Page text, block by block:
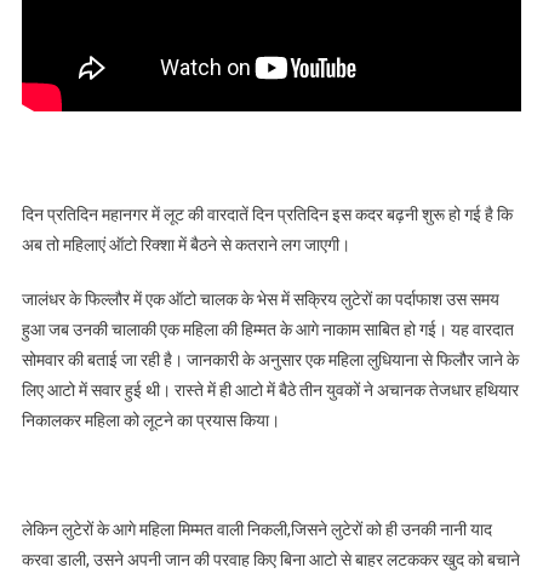
दिन प्रतिदिन महानगर में लूट की वारदातें दिन प्रतिदिन इस कदर बढ़नी शुरू हो गई है कि
अब तो महिलाएं ऑटो रिक्शा में बैठने से कतराने लग जाएगी।
जालंधर के फिल्लौर में एक ऑटो चालक के भेस में सक्रिय लुटेरों का पर्दाफाश उस समय
हुआ जब उनकी चालाकी एक महिला की हिम्मत के आगे नाकाम साबित हो गई। यह वारदात
सोमवार की बताई जा रही है। जानकारी के अनुसार एक महिला लुधियाना से फिलौर जाने के
लिए आटो में सवार हुई थी। रास्ते में ही आटो में बैठे तीन युवकों ने अचानक तेजधार हथियार
निकालकर महिला को लूटने का प्रयास किया।
लेकिन लुटेरों के आगे महिला मिम्मत वाली निकली,जिसने लुटेरों को ही उनकी नानी याद
करवा डाली, उसने अपनी जान की परवाह किए बिना आटो से बाहर लटककर खुद को बचाने